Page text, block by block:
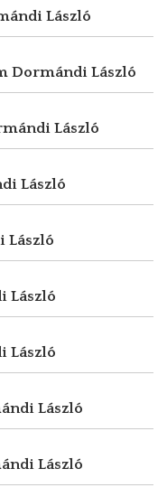
László
Dormándi László
László
László
László
László
László
László
László